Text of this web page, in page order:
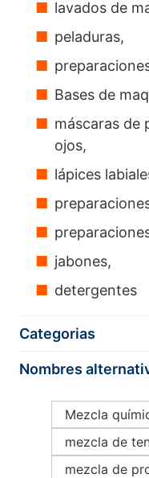
lavados de
peladuras,
Bases de
máscaras de
ojos,
lápices
jabones,
detergentes
Categorias
Nombres
Mezcla
mezcla de
mezcla de